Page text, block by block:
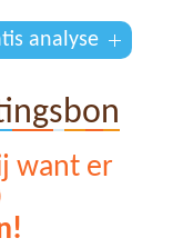
analyse
want er